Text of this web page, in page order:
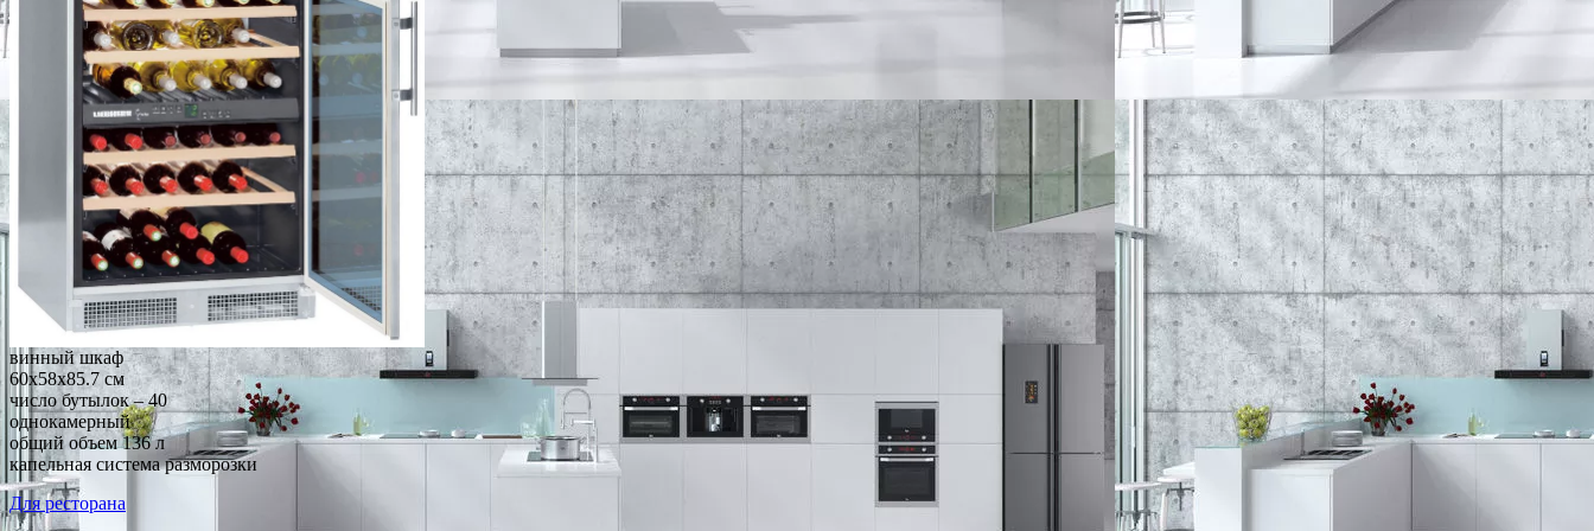
винный шкаф
60x58x85.7 см
число бутылок – 40
однокамерный
общий объем 136 л
капельная система разморозки
Для ресторана